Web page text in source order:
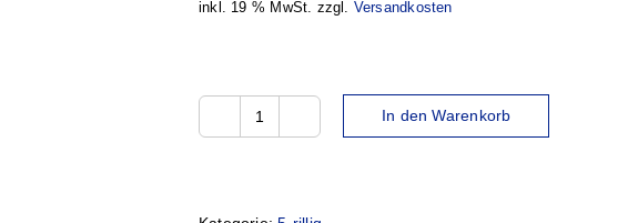
inkl. 19 % MwSt. zzgl. Versandkosten
SPZ500-
In den Warenkorb